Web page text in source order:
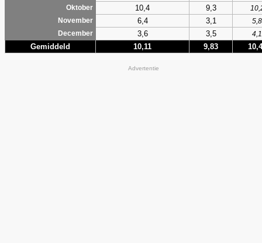
Oktober
10,4 9,3
November
6,4 3,1
5,8
December
3,6 3,5 4,1
Gemiddeld 10,11 9,83
Advertentie